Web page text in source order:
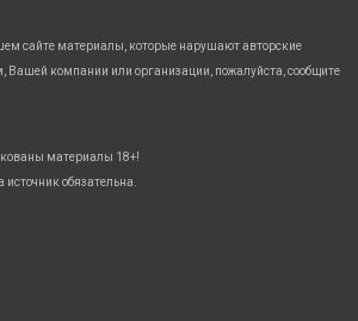
сайте материалы, которые нарушают авторские
компании или организации, пожалуйста, сообщите
материалы 18+!
обязательна.